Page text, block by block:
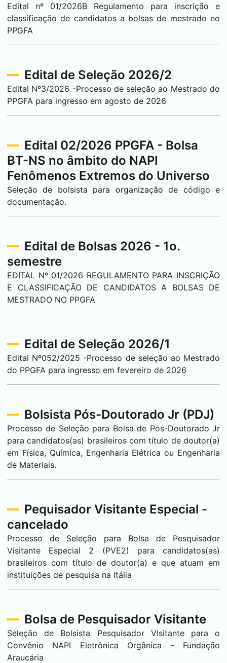
Edital nº 01/2026B Regulamento para inscrição e
classificação de candidatos a bolsas de mestrado no
PPGFA
Edital de Seleção 2026/2
Edital Nº3/2026 -Processo de seleção ao Mestrado do
PPGFA para ingresso em agosto de 2026
Edital 02/2026 PPGFA - Bolsa
BT-NS no âmbito do NAPI
Fenômenos Extremos do Universo
Seleção de bolsista para organização de código e
documentação.
Edital de Bolsas 2026 - 1o.
semestre
EDITAL Nº 01/2026 REGULAMENTO PARA INSCRIÇÃO
E CLASSIFICAÇÃO DE CANDIDATOS A BOLSAS DE
MESTRADO NO PPGFA
Edital de Seleção 2026/1
Edital Nº052/2025 -Processo de seleção ao Mestrado
do PPGFA para ingresso em fevereiro de 2026
Bolsista Pós-Doutorado Jr (PDJ)
Processo de Seleção para Bolsa de Pós-Doutorado Jr
para candidatos(as) brasileiros com título de doutor(a)
em Física, Química, Engenharia Elétrica ou Engenharia
de Materiais.
Pequisador Visitante Especial -
cancelado
Processo de Seleção para Bolsa de Pesquisador
Visitante Especial 2 (PVE2) para candidatos(as)
brasileiros com título de doutor(a) e que atuam em
instituições de pesquisa na Itália
Bolsa de Pesquisador Visitante
Seleção de Bolsista Pesquisador VIsitante para o
Convênio NAPI Eletrônica Orgânica - Fundação
Araucária